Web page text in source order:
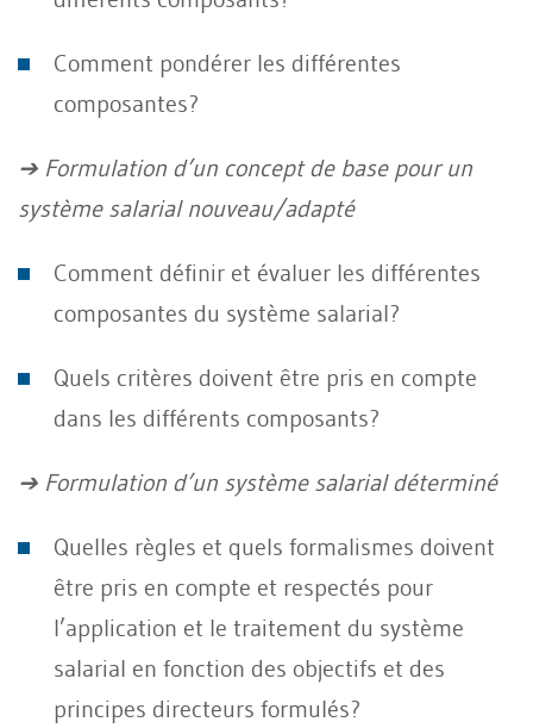
Comment pondérer les différentes
composantes?
➔ Formulation d’un concept de base pour un
système salarial nouveau/adapté
Comment définir et évaluer les différentes
composantes du système salarial?
Quels critères doivent être pris en compte
dans les différents composants?
➔ Formulation d’un système salarial déterminé
Quelles règles et quels formalismes doivent
être pris en compte et respectés pour
l’application et le traitement du système
salarial en fonction des objectifs et des
principes directeurs formulés?